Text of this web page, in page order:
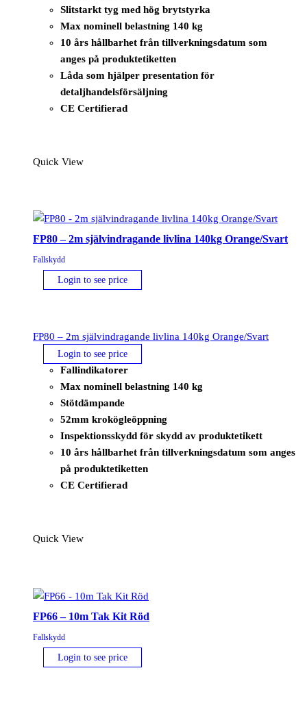
Slitstarkt tyg med hög brytstyrka
Max nominell belastning 140 kg
10 års hållbarhet från tillverkningsdatum som
anges på produktetiketten
Låda som hjälper presentation för
detaljhandelsförsäljning
CE Certifierad
Quick View
FP80 – 2m självindragande livlina 140kg Orange/Svart
Fallskydd
Login to see price
FP80 – 2m självindragande livlina 140kg Orange/Svart
Login to see price
Fallindikatorer
Max nominell belastning 140 kg
Stötdämpande
52mm krokögleöppning
Inspektionsskydd för skydd av produktetikett
10 års hållbarhet från tillverkningsdatum som anges
på produktetiketten
CE Certifierad
Quick View
FP66 – 10m Tak Kit Röd
Fallskydd
Login to see price